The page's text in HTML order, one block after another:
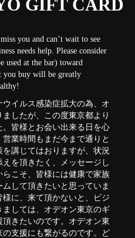
GIFT CARD
you and can’t wait to see
needs help. Please consider
used at the bar) toward
you buy will be greatly
イルス感染症拡大の為、オ
したが、この度東京都より
皆様とお会い出来る日を心
業時間もまだ今まで通りと
講じてはおりますが、状況
を頂きたく、メッセージし
こそ、皆様には健康で家族
して頂きたいと思っていま
に、来て頂かないと、ビジ
しては、オデオン東京のギ
きたいのです。オデオン東
支援にも繋がるのです。ど